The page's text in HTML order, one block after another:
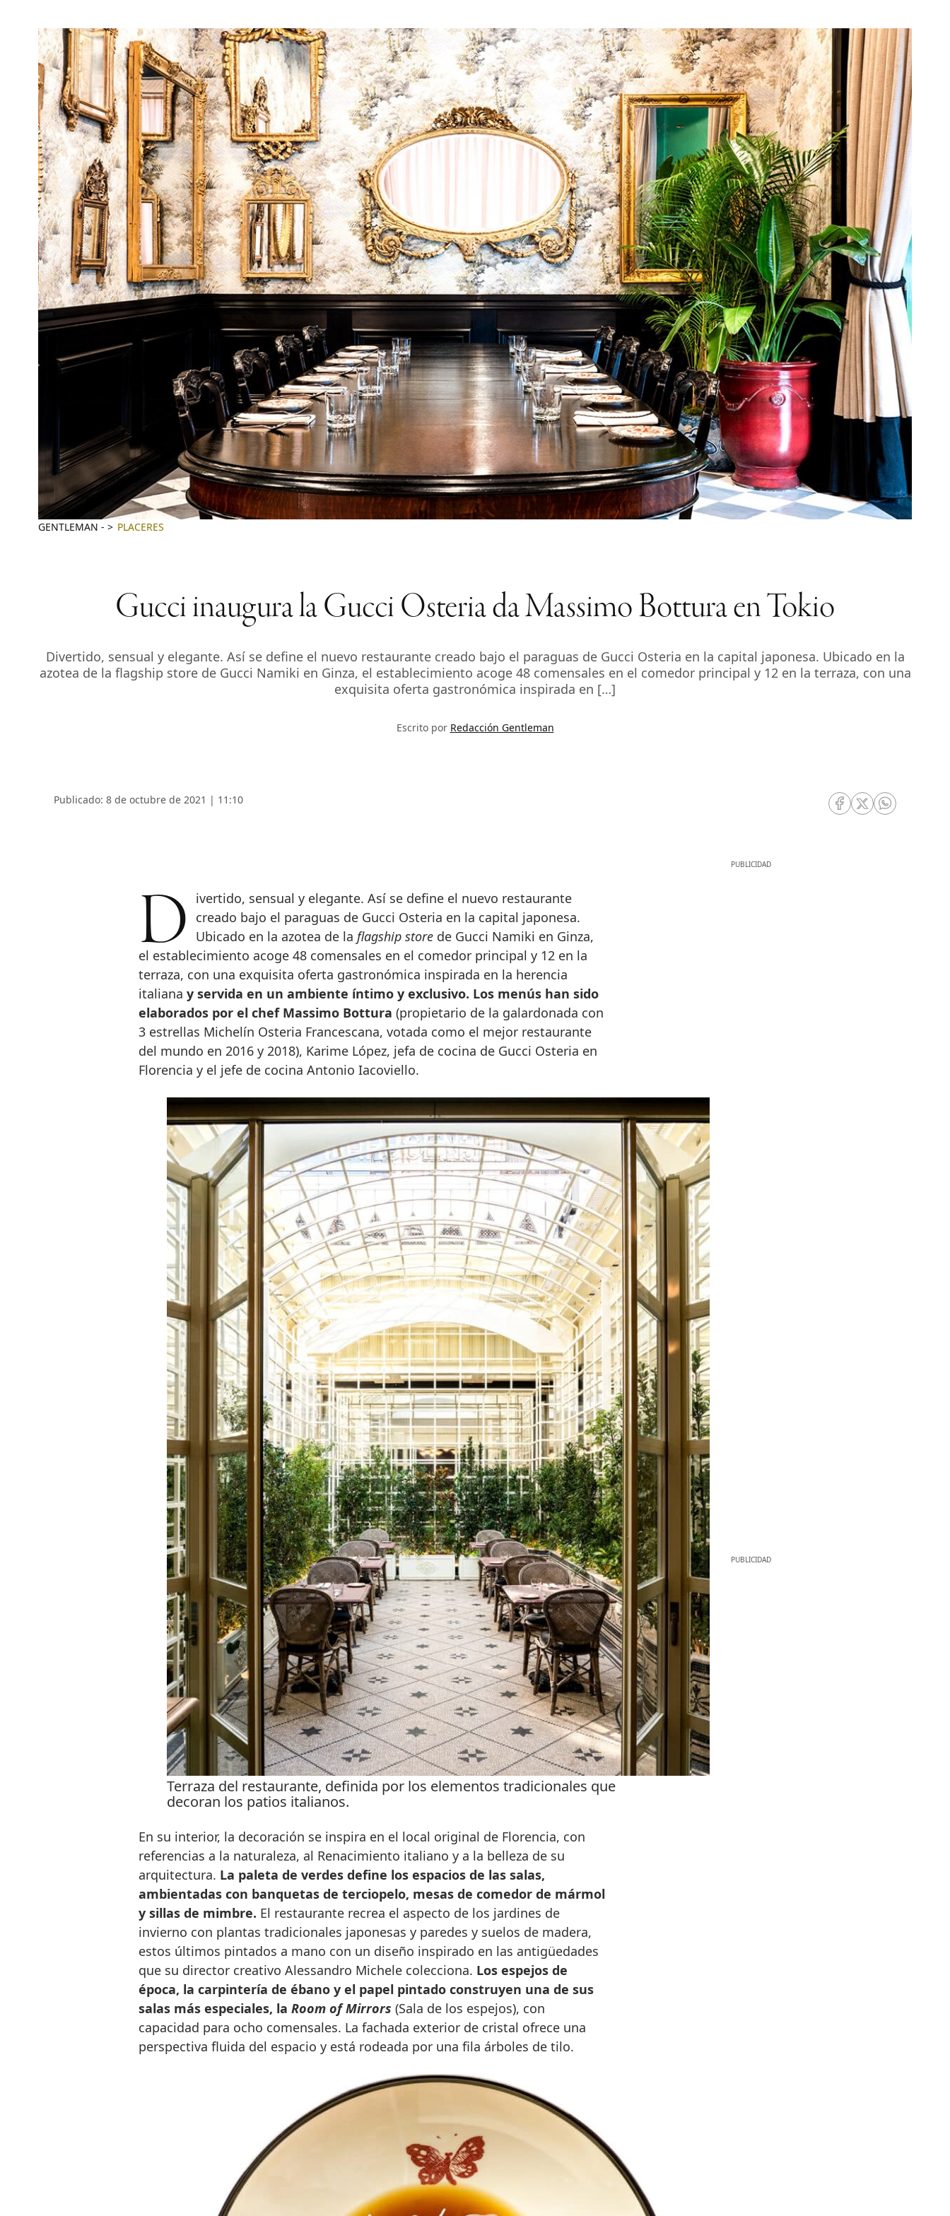
GENTLEMAN - PLACERES
Gucci inaugura la Gucci Osteria da Massimo Bottura en Tokio
Divertido, sensual y elegante. Así se define el nuevo restaurante creado bajo el paraguas de Gucci Osteria en la capital japonesa. Ubicado en la
azotea de la flagship store de Gucci Namiki en Ginza, el establecimiento acoge 48 comensales en el comedor principal y 12 en la terraza, con una
exquisita oferta gastronómica inspirada en […]
Escrito por Redacción Gentleman
Publicado: 8 de octubre de 2021 | 11:10
RRSS Facebook
RRSS Twitter
RRSS
Divertido, sensual y elegante. Así se define el nuevo restaurante
creado bajo el paraguas de Gucci Osteria en la capital japonesa.
Ubicado en la azotea de la flagship storede Gucci Namiki en Ginza,
el establecimiento acoge 48 comensales en el comedor principal y 12 en la
terraza, con una exquisita oferta gastronómica inspirada en la herencia
italiana y servida en un ambiente íntimo y exclusivo. Los menús han sido
elaborados por el chef Massimo Bottura (propietario de la galardonada con
3 estrellas Michelín Osteria Francescana, votada como el mejor restaurante
del mundo en 2016 y 2018), Karime López, jefa de cocina de Gucci Osteria en
Florencia y el jefe de cocina Antonio Iacoviello.
Terraza del restaurante, definida por los elementos tradicionales que
decoran los patios italianos.
En su interior, la decoración se inspira en el local original de Florencia, con
referencias a la naturaleza, al Renacimiento italiano y a la belleza de su
arquitectura. La paleta de verdes define los espacios de las salas,
ambientadas con banquetas de terciopelo, mesas de comedor de mármol
y sillas de mimbre. El restaurante recrea el aspecto de los jardines de
invierno con plantas tradicionales japonesas y paredes y suelos de madera,
estos últimos pintados a mano con un diseño inspirado en las antigüedades
que su director creativo Alessandro Michele colecciona. Los espejos de
época, la carpintería de ébano y el papel pintado construyen una de sus
salas más especiales, la Room of Mirrors (Sala de los espejos), con
capacidad para ocho comensales. La fachada exterior de cristal ofrece una
perspectiva fluida del espacio y está rodeada por una fila árboles de tilo.